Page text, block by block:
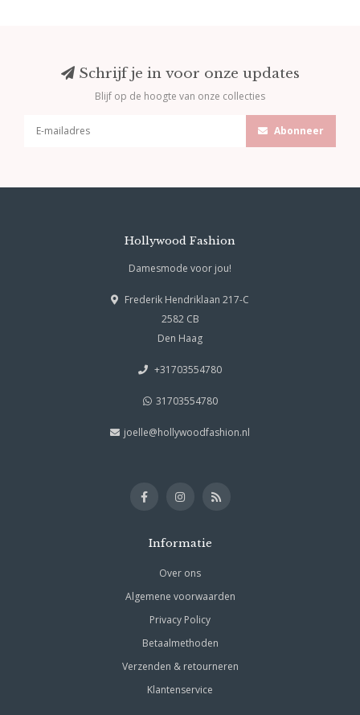
Schrijf je in voor onze updates
Blijf op de hoogte van onze collecties
Abonneer
Hollywood Fashion
Damesmode voor jou!
Frederik Hendriklaan 217-C
2582 CB
Den Haag
+31703554780
31703554780
joelle@hollywoodfashion.nl
Informatie
Over ons
Algemene voorwaarden
Privacy Policy
Betaalmethoden
Verzenden & retourneren
Klantenservice